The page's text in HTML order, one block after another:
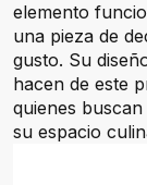
elemento
una pieza de
gusto. Su
hacen de este
quienes
su espacio